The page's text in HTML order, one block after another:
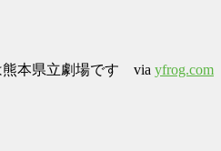
熊本県立劇場です via yfrog.com